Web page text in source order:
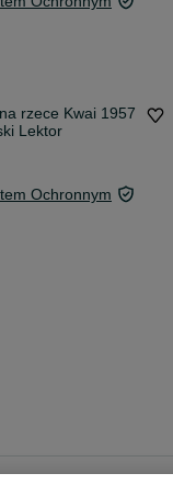
rzece Kwai 1957
Lektor
Ochronnym